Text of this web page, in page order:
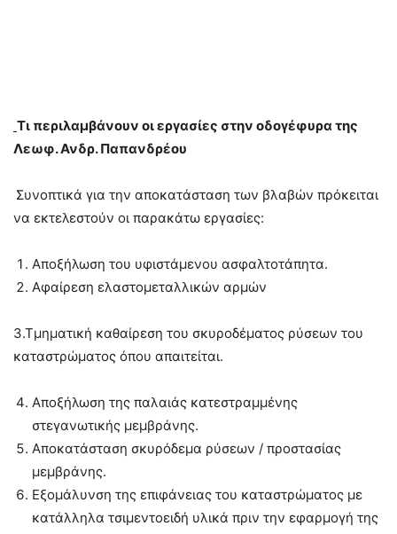
Τι περιλαμβάνουν οι εργασίες στην οδογέφυρα της
Λεωφ. Ανδρ. Παπανδρέου
Συνοπτικά για την αποκατάσταση των βλαβών πρόκειται
να εκτελεστούν οι παρακάτω εργασίες:
Αποξήλωση του υφιστάμενου ασφαλτοτάπητα.
Αφαίρεση ελαστομεταλλικών αρμών
3.Τμηματική καθαίρεση του σκυροδέματος ρύσεων του
καταστρώματος όπου απαιτείται.
Αποξήλωση της παλαιάς κατεστραμμένης
στεγανωτικής μεμβράνης.
Αποκατάσταση σκυρόδεμα ρύσεων / προστασίας
μεμβράνης.
Εξομάλυνση της επιφάνειας του καταστρώματος με
κατάλληλα τσιμεντοειδή υλικά πριν την εφαρμογή της